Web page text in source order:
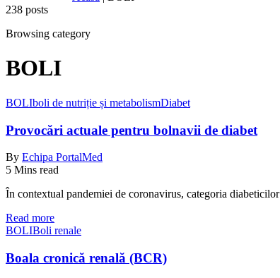
238 posts
Browsing category
BOLI
BOLIboli de nutriție și metabolismDiabet
Provocări actuale pentru bolnavii de diabet
By Echipa PortalMed
5 Mins read
În contextual pandemiei de coronavirus, categoria
Read more
BOLIBoli renale
Boala cronică renală (BCR)